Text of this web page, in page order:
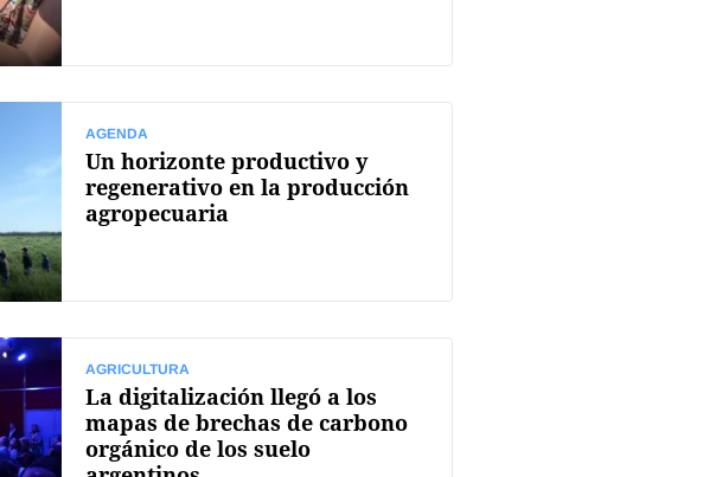
AGENDA
Un horizonte productivo y
regenerativo en la producción
agropecuaria
AGRICULTURA
La digitalización llegó a los
mapas de brechas de carbono
orgánico de los suelo